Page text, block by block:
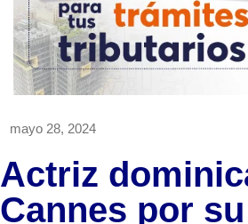
mayo 28, 2024
Actriz
Cannes por